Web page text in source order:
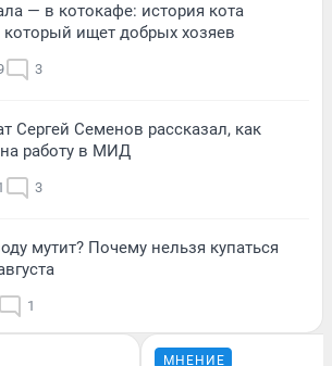
— в котокафе: история кота
который ищет добрых хозяев
3
Сергей Семенов рассказал, как
работу в МИД
3
мутит? Почему нельзя купаться
1
МНЕНИЕ